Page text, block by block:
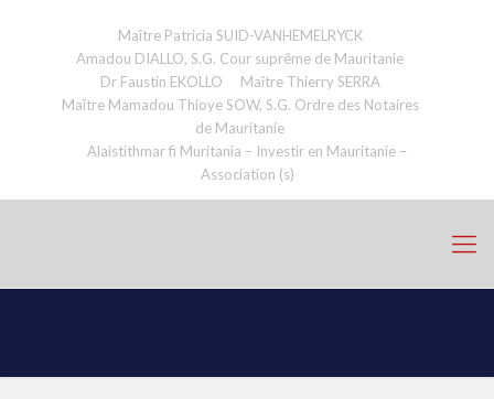
Maître Patricia SUID-VANHEMELRYCK
Amadou DIALLO, S.G. Cour suprême de Mauritanie
Dr Faustin EKOLLO
Maître Thierry SERRA
Maître Mamadou Thioye SOW, S.G. Ordre des Notaires
de Mauritanie
Alaistithmar fi Muritania – Investir en Mauritanie –
Association (s)